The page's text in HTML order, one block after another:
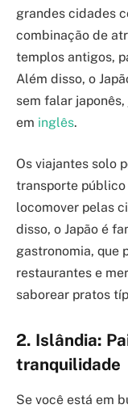
grandes cidades
combinação de
templos antigos,
Além disso, o
sem falar
em inglês.
Os viajantes solo
transporte
locomover pelas
disso, o Japão é
gastronomia, que
restaurantes e
saborear pratos
2. Islândia:
tranquilidade
Se você está em